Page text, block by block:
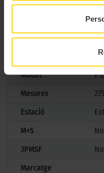
pneumàtic definitiu per a
Model
P
Mesures
Estació
M+S
No
3PMSF
No
Marcatge